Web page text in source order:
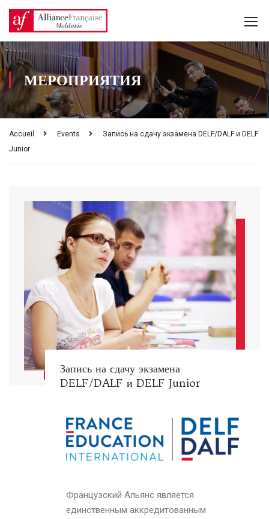
МЕРОПРИЯТИЯ
Accueil Events
Запись на сдачу экзамена DELF/DALF и DELF
Junior
Запись на сдачу экзамена
DELF/DALF и DELF Junior
Французский Альянс является
единственным аккредитованным